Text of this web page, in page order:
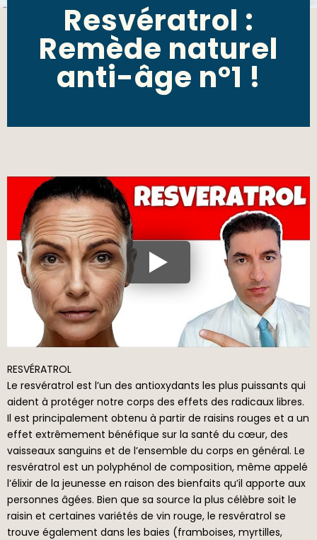
Resvératrol :
Remède naturel
anti-âge n°1 !
RESVÉRATROL
Le resvératrol est l’un des antioxydants les plus puissants qui
aident à protéger notre corps des effets des radicaux libres.
Il est principalement obtenu à partir de raisins rouges et a un
effet extrêmement bénéfique sur la santé du cœur, des
vaisseaux sanguins et de l’ensemble du corps en général. Le
resvératrol est un polyphénol de composition, même appelé
l’élixir de la jeunesse en raison des bienfaits qu’il apporte aux
personnes âgées. Bien que sa source la plus célèbre soit le
raisin et certaines variétés de vin rouge, le resvératrol se
trouve également dans les baies (framboises, myrtilles,